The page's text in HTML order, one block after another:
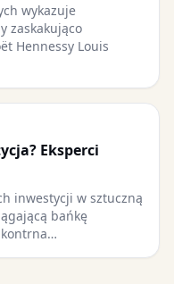
wykazuje
zaskakująco
Hennessy Louis
Eksperci
inwestycji w sztuczną
bańkę